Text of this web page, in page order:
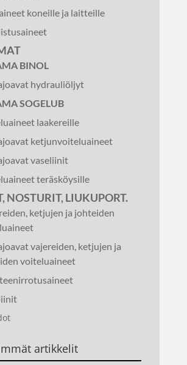
koneille ja laitteille
BINOL
hydrauliöljyt
SOGELUB
laakereille
ketjunvoiteluaineet
vaseliinit
teräsköysille
NOSTURIT, LIUKUPORT.
ketjujen ja johteiden
vajereiden, ketjujen ja
voiteluaineet
artikkelit